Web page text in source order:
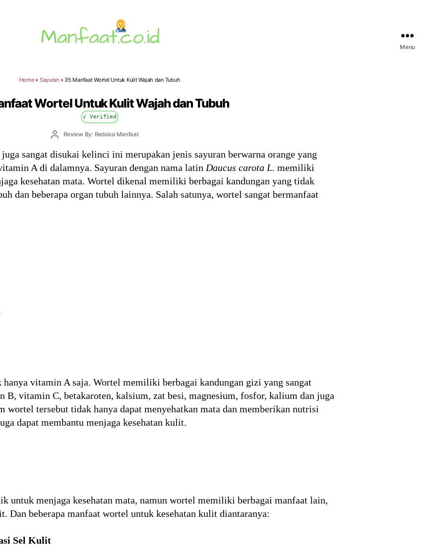
Menu
Home» Sayuran» 35 Manfaat Wortel Untuk Kulit Wajah dan Tubuh
Wortel Untuk Kulit Wajah dan Tubuh
√ Verified
PostReview By: Redaksi Manfaat
sangat disukai kelinci ini merupakan jenis sayuran berwarna orange yang
A di dalamnya. Sayuran dengan nama latin Daucus carota L. memiliki
kesehatan mata. Wortel dikenal memiliki berbagai kandungan yang tidak
dan beberapa organ tubuh lainnya. Salah satunya, wortel sangat bermanfaat
vitamin A saja. Wortel memiliki berbagai kandungan gizi yang sangat
B, vitamin C, betakaroten, kalsium, zat besi, magnesium, fosfor, kalium dan juga
wortel tersebut tidak hanya dapat menyehatkan mata dan memberikan nutrisi
dapat membantu menjaga kesehatan kulit.
untuk menjaga kesehatan mata, namun wortel memiliki berbagai manfaat lain,
Dan beberapa manfaat wortel untuk kesehatan kulit diantaranya:
Sel Kulit